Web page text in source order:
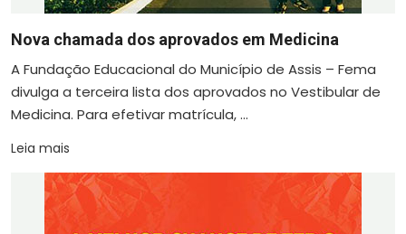
Nova chamada dos aprovados em Medicina
A Fundação Educacional do Município de Assis – Fema
divulga a terceira lista dos aprovados no Vestibular de
Medicina. Para efetivar matrícula, ...
Leia mais